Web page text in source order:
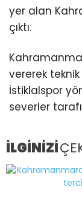
yer alan
çıktı.
vererek
İstiklalspor
severler
İLGİNİZİ